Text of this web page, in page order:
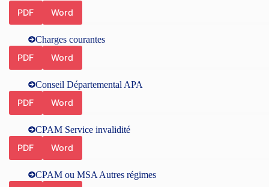
PDF
Word
Charges courantes
PDF
Word
Conseil Départemental APA
PDF
Word
CPAM Service invalidité
PDF
Word
CPAM ou MSA Autres régimes